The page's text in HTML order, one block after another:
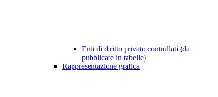
Enti di diritto privato controllati (da
pubblicare in tabelle)
Rappresentazione grafica